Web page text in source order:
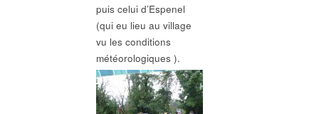
puis celui d’Espenel
(qui eu lieu au village
vu les conditions
météorologiques ).